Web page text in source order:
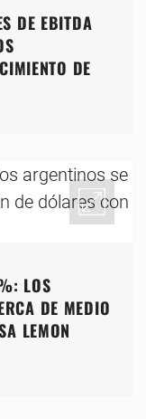
DE EBITDA
DE
LOS
DE MEDIO
LEMON